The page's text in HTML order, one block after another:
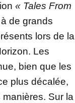
« Tales From
de grands
lors de la
Les
bien que les
plus décalée,
Sur la